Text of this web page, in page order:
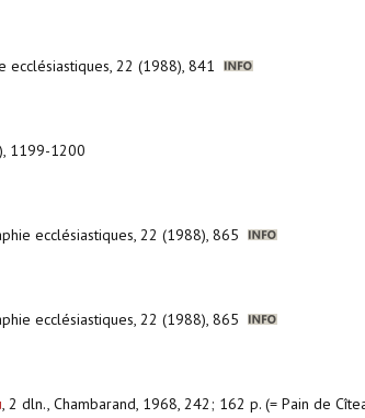
ecclésiastiques, 22 (1988), 841
1199-1200
ecclésiastiques, 22 (1988), 865
ecclésiastiques, 22 (1988), 865
, 2 dln., Chambarand, 1968, 242; 162 p. (= Pain de